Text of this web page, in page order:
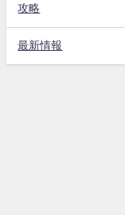
攻略
最新情報